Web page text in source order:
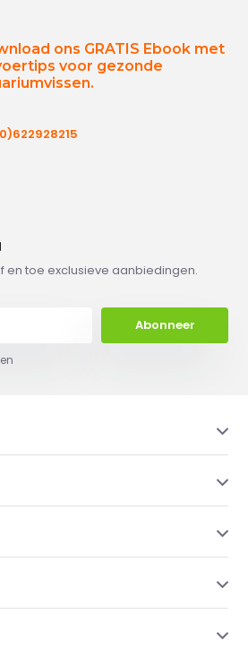
ons GRATIS Ebook met
voor gezonde
en toe exclusieve aanbiedingen.
Abonneer